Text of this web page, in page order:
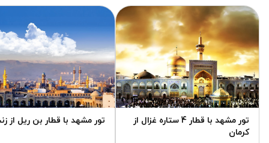
تور مشهد با قطار 4 ستاره غزال از
کرمان
تور مشهد با قطار بن ریل از